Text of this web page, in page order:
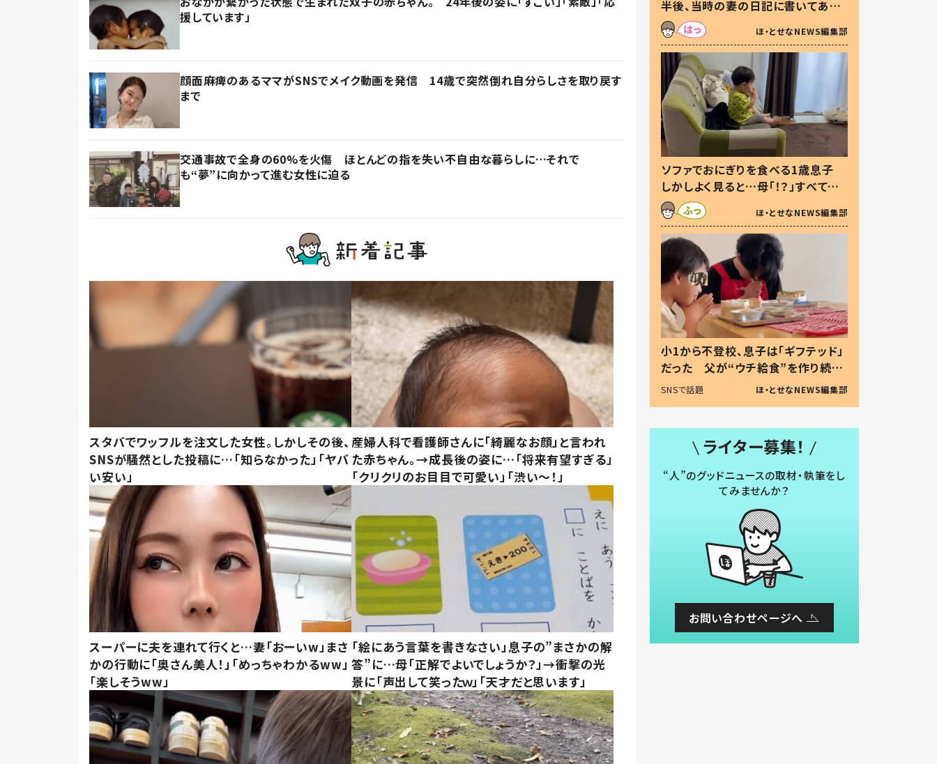
援しています」
顔面麻痺のあるママがSNSでメイク動画を発信 14歳で突然倒れ自分らしさを取り戻す
まで
交通事故で全身の60%を火傷 ほとんどの指を失い不自由な暮らしに…それで
も“夢”に向かって進む女性に迫る
スタバでワッフルを注文した女性。しかしその後、
SNSが騒然とした投稿に…「知らなかった」「ヤバ
い安い」
産婦人科で看護師さんに「綺麗なお顔」と言われ
た赤ちゃん。→成長後の姿に…「将来有望すぎる」
「クリクリのお目目で可愛い」「渋い～！」
スーパーに夫を連れて行くと…妻「おーいw」まさ
かの行動に「奥さん美人！」「めっちゃわかるww」
「楽しそうww」
「絵にあう言葉を書きなさい」息子の”まさかの解
答”に…母「正解でよいでしょうか？」→衝撃の光
景に「声出して笑ったｗ」「天才だと思います」
半後、当時の妻の日記に書いてあっ
た本音とは
ほ・とせなNEWS編集部
ソファでおにぎりを食べる1歳息子
しかしよく見ると…母「！？」すべてを
察した母の投稿に「可愛いから許
す！」「現行犯〜」
ほ・とせなNEWS編集部
小1から不登校、息子は「ギフテッド」
だった 父が“ウチ給食”を作り続け
る理由とは #令和の親 #令和の子
SNSで話題 ほ・とせなNEWS編集部
ライター募集！
“人”のグッドニュースの取材・執筆をし
てみませんか？
お問い合わせページへ